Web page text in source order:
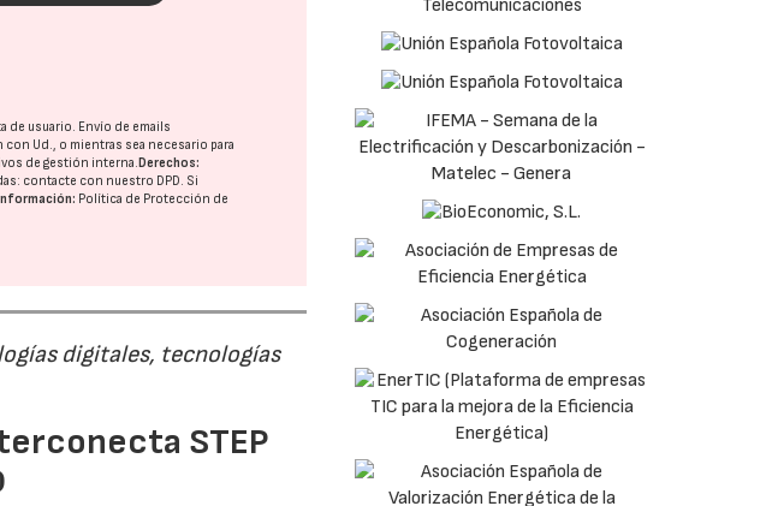
de usuario. Envío de emails
Ud., o mientras sea necesario para
de gestión interna. Derechos:
contacte con nuestro DPD. Si
Política de Protección de
digitales, tecnologías
STEP